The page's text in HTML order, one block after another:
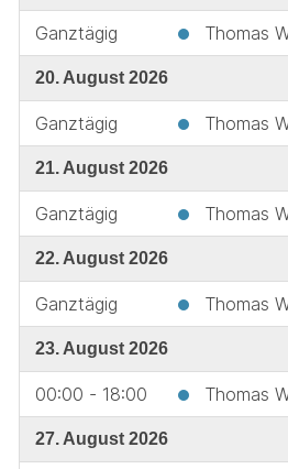
Ganztägig Thomas
20. August 2026
Ganztägig Thomas
21. August 2026
Ganztägig Thomas
22. August 2026
Ganztägig Thomas
23. August 2026
00:00 - 18:00 Thomas
27. August 2026